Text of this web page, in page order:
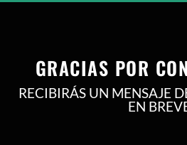
GRACIAS POR
RECIBIRÁS UN MENSAJE
EN